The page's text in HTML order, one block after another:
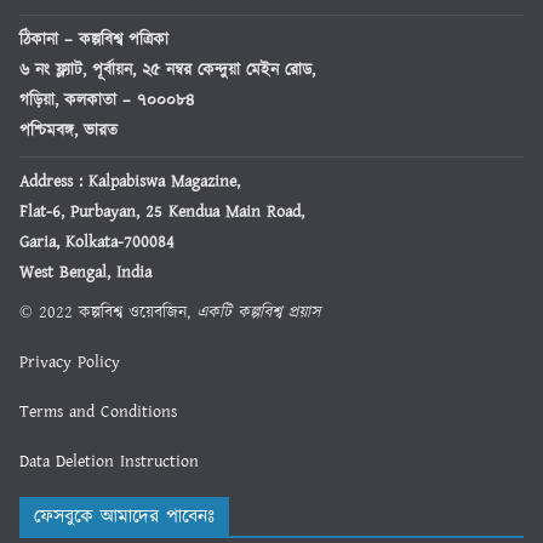
ঠিকানা– কল্পবিশ্ব পত্রিকা
৬ নং ফ্ল্যাট, পূর্বায়ন, ২৫ নম্বর কেন্দুয়া মেইন রোড,
গড়িয়া, কলকাতা – ৭০০০৮৪
পশ্চিমবঙ্গ, ভারত
Address : Kalpabiswa Magazine,
Flat-6, Purbayan, 25 Kendua Main Road,
Garia, Kolkata-700084
West Bengal, India
© 2022 কল্পবিশ্ব ওয়েবজিন, একটি কল্পবিশ্ব প্রয়াস
Privacy Policy
Terms and Conditions
Data Deletion Instruction
ফেসবুকে আমাদের পাবেনঃ